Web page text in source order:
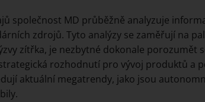
společnost MD průběžně analyzuje
zdrojů. Tyto analýzy se zaměřují na
zítřka, je nezbytné dokonale porozumět
rozhodnutí pro vývoj produktů a
aktuální megatrendy, jako jsou